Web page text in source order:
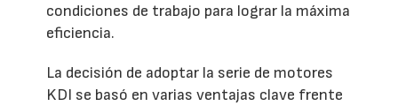
condiciones de trabajo para lograr la máxima
eficiencia.
La decisión de adoptar la serie de motores
KDI se basó en varias ventajas clave frente